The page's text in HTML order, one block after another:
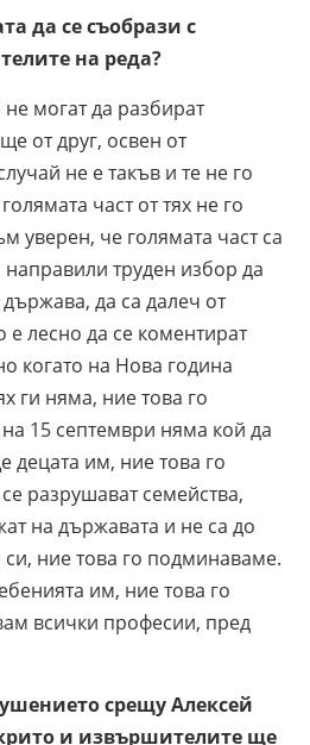
да се съобрази с
на реда?
могат да разбират
от друг, освен от
не е такъв и те не го
част от тях не го
уверен, че голямата част са
труден избор да
да са далеч от
е лесно да се коментират
когато на Нова година
ги няма, ние това го
15 септември няма кой да
децата им, ние това го
разрушават семейства,
на държавата и не са до
си, ние това го подминаваме.
им, ние това го
всички професии, пред
срещу Алексей
и извършителите ще